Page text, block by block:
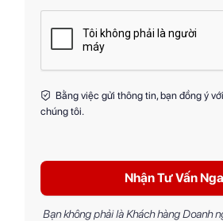
Bằng việc gửi thông tin, bạn đồng ý với
chúng tôi.
Nhận Tư Vấn
Bạn không phải là Khách hàng Doanh